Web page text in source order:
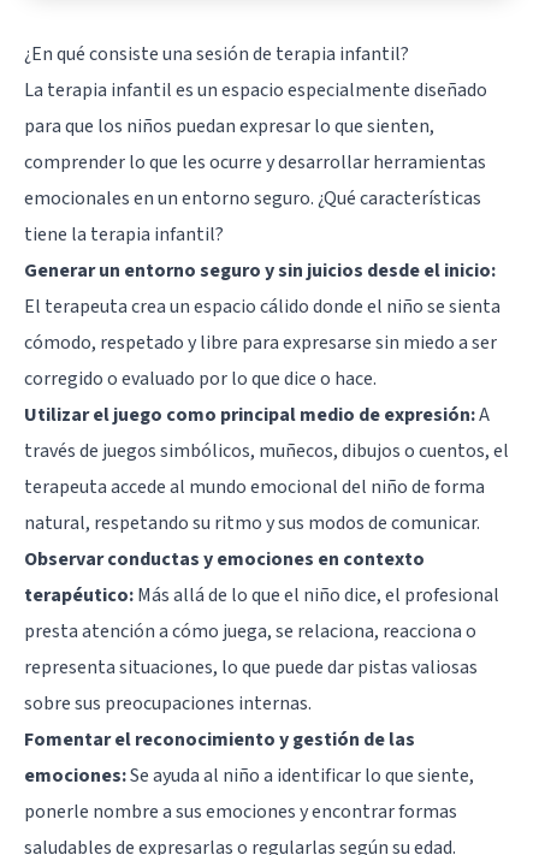
¿En qué consiste una sesión de terapia infantil?
La terapia infantil es un espacio especialmente diseñado
para que los niños puedan expresar lo que sienten,
comprender lo que les ocurre y desarrollar herramientas
emocionales en un entorno seguro. ¿Qué características
tiene la terapia infantil?
Generar un entorno seguro y sin juicios desde el inicio:
El terapeuta crea un espacio cálido donde el niño se sienta
cómodo, respetado y libre para expresarse sin miedo a ser
corregido o evaluado por lo que dice o hace.
Utilizar el juego como principal medio de expresión:A
través de juegos simbólicos, muñecos, dibujos o cuentos, el
terapeuta accede al mundo emocional del niño de forma
natural, respetando su ritmo y sus modos de comunicar.
Observar conductas y emociones en contexto
terapéutico:Más allá de lo que el niño dice, el profesional
presta atención a cómo juega, se relaciona, reacciona o
representa situaciones, lo que puede dar pistas valiosas
sobre sus preocupaciones internas.
Fomentar el reconocimiento y gestión de las
emociones:Se ayuda al niño a identificar lo que siente,
ponerle nombre a sus emociones y encontrar formas
saludables de expresarlas o regularlas según su edad.